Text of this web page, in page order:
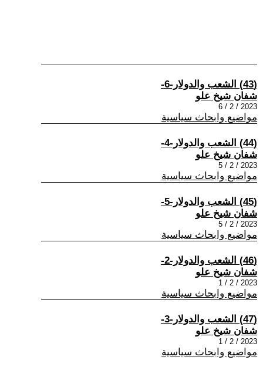
(43) الشعب والدولار-6-
شفان شيخ علو
2023 / 2 / 6
مواضيع وابحاث سياسية
(44) الشعب والدولار-4-
شفان شيخ علو
2023 / 2 / 5
مواضيع وابحاث سياسية
(45) الشعب والدولار-5-
شفان شيخ علو
2023 / 2 / 5
مواضيع وابحاث سياسية
(46) الشعب والدولار-2-
شفان شيخ علو
2023 / 2 / 1
مواضيع وابحاث سياسية
(47) الشعب والدولار-3-
شفان شيخ علو
2023 / 2 / 1
مواضيع وابحاث سياسية